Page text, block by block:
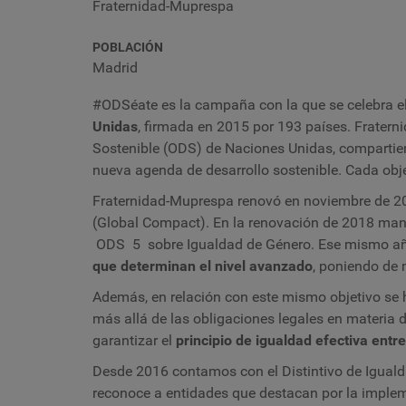
Fraternidad-Muprespa
POBLACIÓN
Madrid
#ODSéate es la campaña con la que se celebra
Unidas, firmada en 2015 por 193 países.
Sostenible (ODS) de Naciones Unidas,
nueva agenda de desarrollo sostenible. Cada
Fraternidad-Muprespa renovó en noviembre de
(Global Compact). En la renovación de 2018
ODS 5 sobre Igualdad de Género. Ese mismo
que determinan el nivel avanzado, poniendo
Además, en relación con este mismo objetivo
más allá de las obligaciones legales en materia
garantizar el principio de igualdad efectiva
Desde 2016 contamos con el Distintivo de
reconoce a entidades que destacan por la